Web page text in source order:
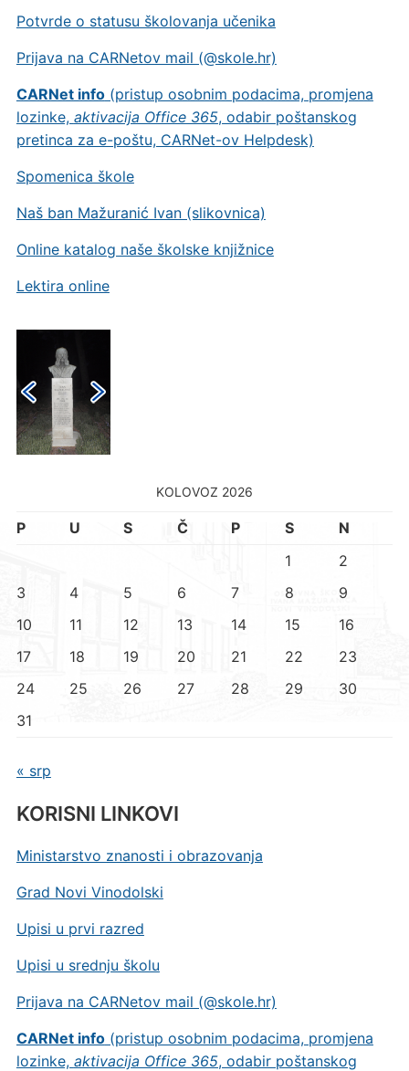
Potvrde o statusu školovanja učenika
Prijava na CARNetov mail (@skole.hr)
CARNet info(pristup osobnim podacima, promjena
lozinke, aktivacija Office 365, odabir poštanskog
pretinca za e-poštu, CARNet-ov Helpdesk)
Spomenica škole
Naš ban Mažuranić Ivan (slikovnica)
Online katalog naše školske knjižnice
Lektira online
KOLOVOZ 2026
P U S Č P S
N
1
2
3
4 5 6 7 8
9
10
11 12 13 14 15
16
17
18 19 20 21 22
23
24
25 26 27 28 29
30
31
« srp
KORISNI LINKOVI
Ministarstvo znanosti i obrazovanja
Grad Novi Vinodolski
Upisi u prvi razred
Upisi u srednju školu
Prijava na CARNetov mail (@skole.hr)
CARNet info(pristup osobnim podacima, promjena
lozinke, aktivacija Office 365, odabir poštanskog